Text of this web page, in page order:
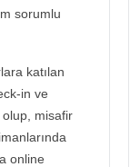
sorumlu
katılan
in ve
misafir
online